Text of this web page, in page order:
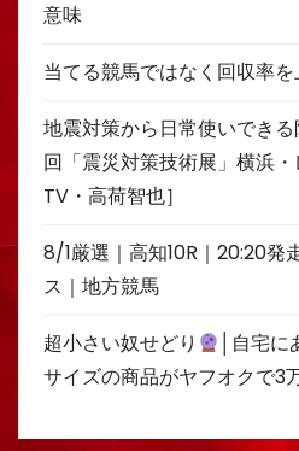
意味
当てる競馬ではなく回収率
地震対策から日常使いでき
回「震災対策技術展」横浜
TV・高荷智也］
8/1厳選｜高知10R｜20:20発
ス｜地方競馬
超小さい奴せどり
│自宅
サイズの商品がヤフオクで3